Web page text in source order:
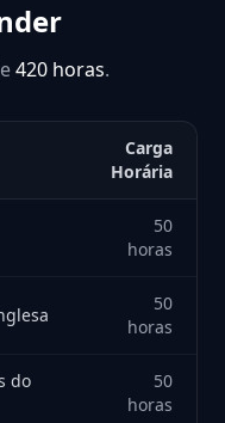
420 horas.
Carga
Horária
50
horas
50
horas
do
50
horas